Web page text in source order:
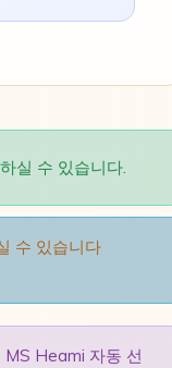
실 수 있습니다.
수 있습니다
MS Heami 자동 선